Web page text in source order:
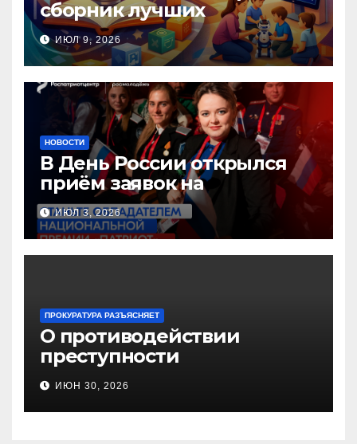
сборник лучших
инновационных практик
педагогов дошкольного
образования!
ИЮЛ 9, 2026
НОВОСТИ
В День России открылся
приём заявок на
Национальную премию
«Патриот»
ИЮЛ 3, 2026
ПРОКУРАТУРА РАЗЪЯСНЯЕТ
О противодействии
преступности
несовершеннолетних и
нарушению их прав
ИЮН 30, 2026